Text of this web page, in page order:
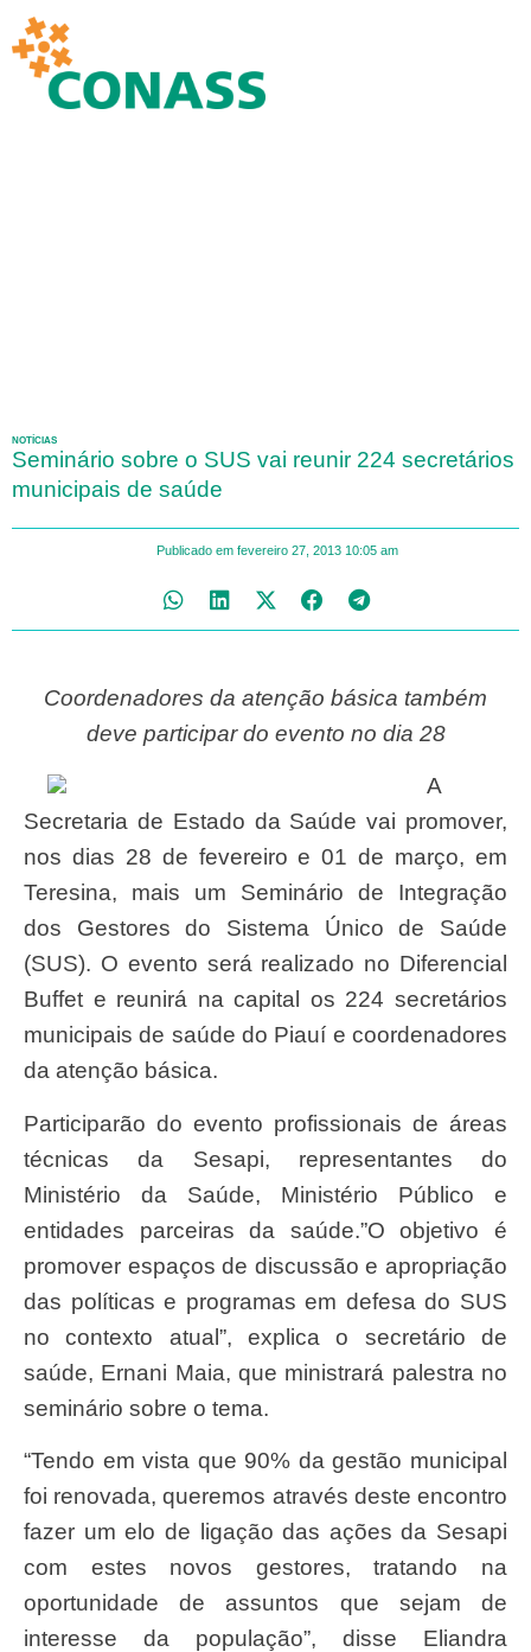
NOTÍCIAS
Seminário sobre o SUS vai reunir 224 secretários
municipais de saúde
Publicado em fevereiro 27, 2013 10:05 am
Coordenadores da atenção básica também
deve participar do evento no dia 28
A
Secretaria de Estado da Saúde vai promover,
nos dias 28 de fevereiro e 01 de março, em
Teresina, mais um Seminário de Integração
dos Gestores do Sistema Único de Saúde
(SUS). O evento será realizado no Diferencial
Buffet e reunirá na capital os 224 secretários
municipais de saúde do Piauí e coordenadores
da atenção básica.
Participarão do evento profissionais de áreas
técnicas da Sesapi, representantes do
Ministério da Saúde, Ministério Público e
entidades parceiras da saúde.”O objetivo é
promover espaços de discussão e apropriação
das políticas e programas em defesa do SUS
no contexto atual”, explica o secretário de
saúde, Ernani Maia, que ministrará palestra no
seminário sobre o tema.
“Tendo em vista que 90% da gestão municipal
foi renovada, queremos através deste encontro
fazer um elo de ligação das ações da Sesapi
com estes novos gestores, tratando na
oportunidade de assuntos que sejam de
interesse da população”, disse Eliandra